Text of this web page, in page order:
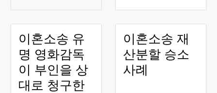
이혼소송 유
명 영화감독
이 부인을 상
대로 청구한
이혼소송 재
산분할 승소
사례